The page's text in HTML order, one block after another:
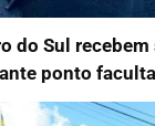
do Sul
ponto